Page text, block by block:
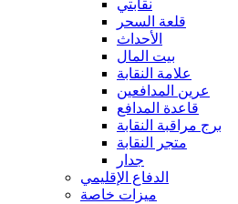
نقابتي
قلعة السحر
الأحداث
بيت المال
علامة النقابة
عرين المدافعين
قاعدة المدافع
برج مراقبة النقابة
متجر النقابة
جدار
الدفاع الإقليمي
ميزات خاصة